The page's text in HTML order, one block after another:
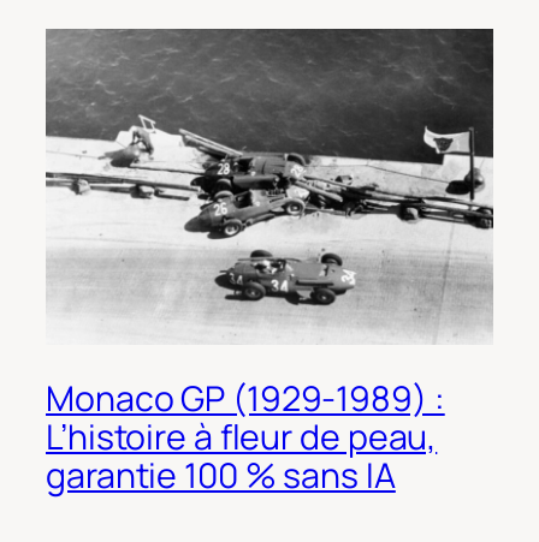
Monaco GP (1929-1989) :
L’histoire à fleur de peau,
garantie 100 % sans IA